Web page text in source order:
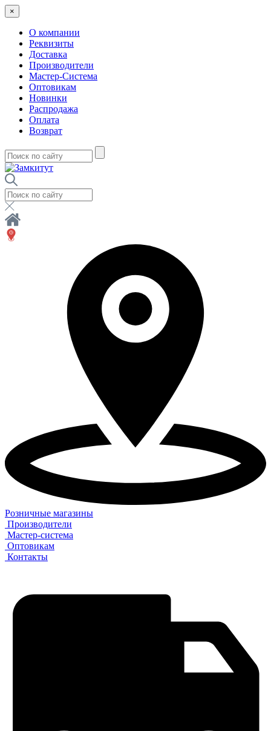
×
О компании
Реквизиты
Доставка
Производители
Мастер-Система
Оптовикам
Новинки
Распродажа
Оплата
Возврат
Розничные магазины
Производители
Мастер-система
Оптовикам
Контакты